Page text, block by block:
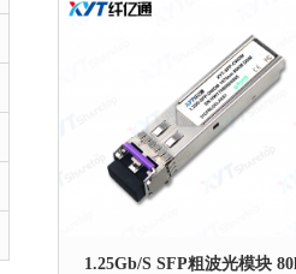
1.25Gb/S SFP粗波光模块